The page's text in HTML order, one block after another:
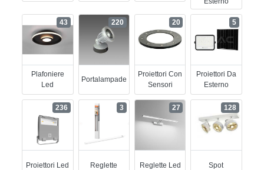
Plafoniere
Led
43
Portalampade
220
Proiettori Con
Sensori
20
Proiettori Da
Esterno
5
Proiettori Led
236
Reglette
3
Reglette Led
27
Spot
128